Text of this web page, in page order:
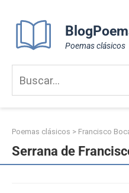
content
Poemas clásicos
Poemas clásicos > Francisco
Serrana de